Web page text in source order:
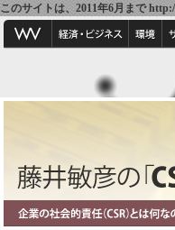
このサイトは、2011年6月まで